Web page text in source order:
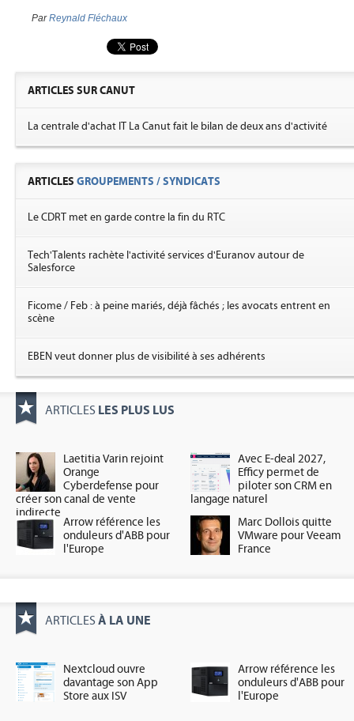
ParReynald Fléchaux
ARTICLES SUR CANUT
La centrale d'achat IT La Canut fait le bilan de deux ans d'activité
ARTICLES GROUPEMENTS / SYNDICATS
Le CDRT met en garde contre la fin du RTC
Tech'Talents rachète l'activité services d'Euranov autour de
Salesforce
Ficome / Feb : à peine mariés, déjà fâchés ; les avocats entrent en
scène
EBEN veut donner plus de visibilité à ses adhérents
ARTICLES LES PLUS LUS
Laetitia Varin rejoint
Orange
Cyberdefense pour
créer son canal de vente
indirecte
Avec E-deal 2027,
Efficy permet de
piloter son CRM en
langage naturel
Arrow référence les
onduleurs d'ABB pour
l'Europe
Marc Dollois quitte
VMware pour Veeam
France
ARTICLES À LA UNE
Nextcloud ouvre
davantage son App
Store aux ISV
Arrow référence les
onduleurs d'ABB pour
l'Europe